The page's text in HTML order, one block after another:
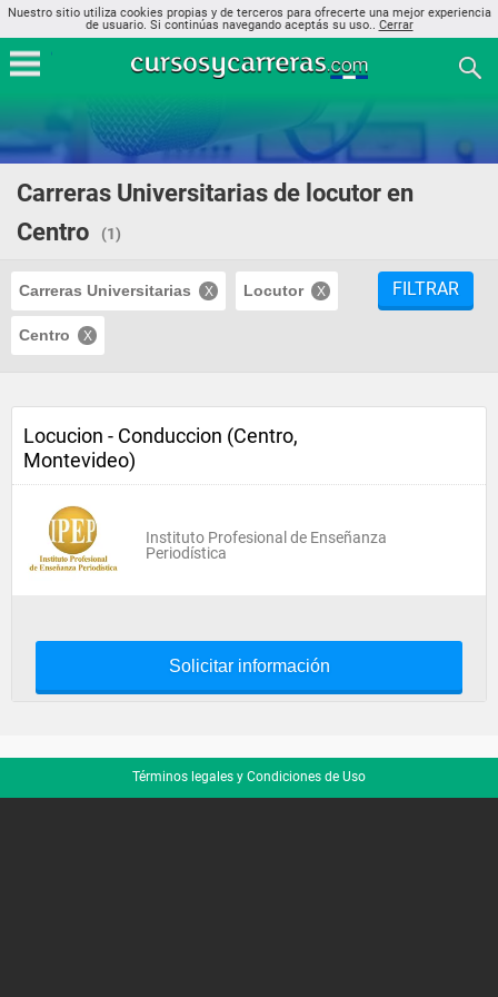
Nuestro sitio utiliza cookies propias y de terceros para ofrecerte una mejor experiencia
de usuario. Si continúas navegando aceptás su uso.. Cerrar
Carreras Universitarias de locutor en
Centro
(1)
Carreras Universitarias Locutor
Centro
FILTRAR
Locucion - Conduccion (Centro,
Montevideo)
Instituto Profesional de Enseñanza
Periodística
Solicitar información
Términos legales y Condiciones de Uso